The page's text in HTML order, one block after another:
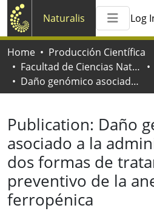
Naturalis
All
Log
Home
Producción Científica
Facultad de Ciencias Naturales y Museo
Daño genómico asociado a la administración de dos formas de tratamiento preventivo de la anemia ferropénica
Publication: Daño
asociado a la
dos formas de
preventivo de la
ferropénica